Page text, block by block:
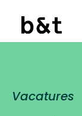
Vacatures